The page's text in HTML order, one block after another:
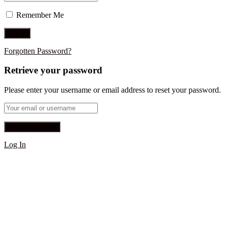
Remember Me
Forgotten Password?
Retrieve your password
Please enter your username or email address to reset your password.
Log In